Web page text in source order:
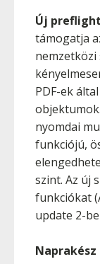
Új
támogatja
nemzetközi
PDF-ek
nyomdai
funkciójú,
szint. Az új
funkciókat
update 2-